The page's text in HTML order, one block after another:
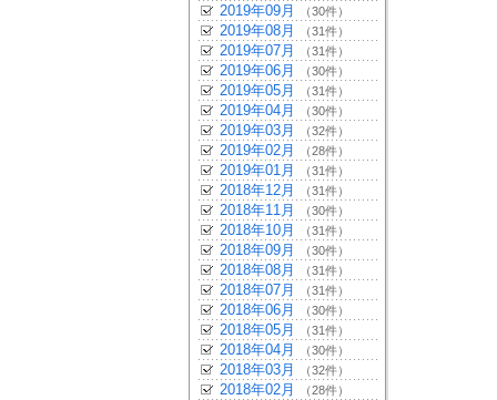
2019年09月 （30件）
2019年08月 （31件）
2019年07月 （31件）
2019年06月 （30件）
2019年05月 （31件）
2019年04月 （30件）
2019年03月 （32件）
2019年02月 （28件）
2019年01月 （31件）
2018年12月 （31件）
2018年11月 （30件）
2018年10月 （31件）
2018年09月 （30件）
2018年08月 （31件）
2018年07月 （31件）
2018年06月 （30件）
2018年05月 （31件）
2018年04月 （30件）
2018年03月 （32件）
2018年02月 （28件）